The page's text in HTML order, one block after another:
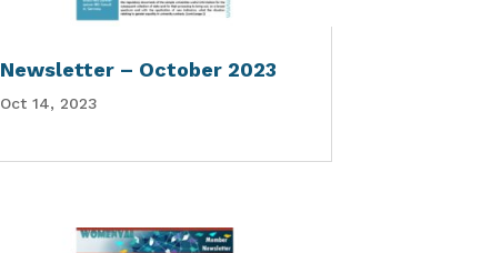
Newsletter – October 2023
Oct 14, 2023